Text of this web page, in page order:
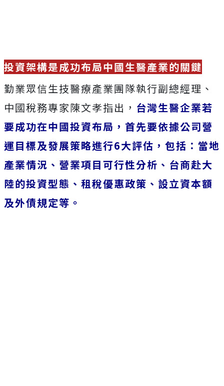
投資架構是成功布局中國生醫產業的關鍵
勤業眾信生技醫療產業團隊執行副總經理、
中國稅務專家陳文孝指出， 台灣生醫企業若
要成功在中國投資布局，首先要依據公司營
運目標及發展策略進行6大評估，包括：當地
產業情況、營業項目可行性分析、台商赴大
陸的投資型態、租稅優惠政策、設立資本額
及外債規定等。